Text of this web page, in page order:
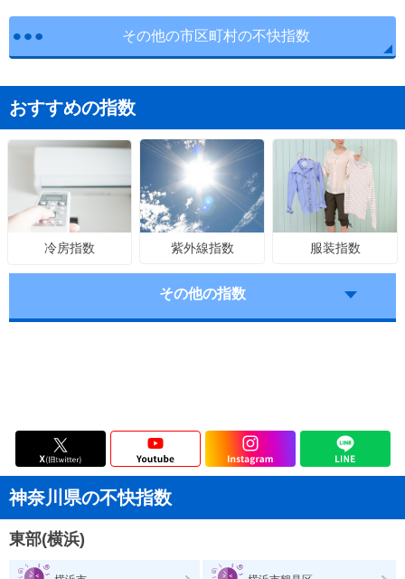
その他の市区町村の不快指数
おすすめの指数
冷房指数 紫外線指数 服装指数
その他の指数
神奈川県の不快指数
東部(横浜)